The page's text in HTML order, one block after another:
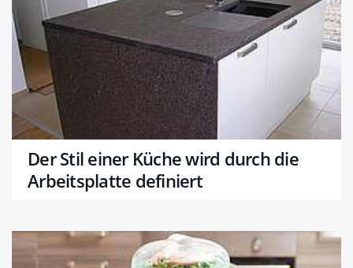
Der Stil einer Küche wird durch die
Arbeitsplatte definiert